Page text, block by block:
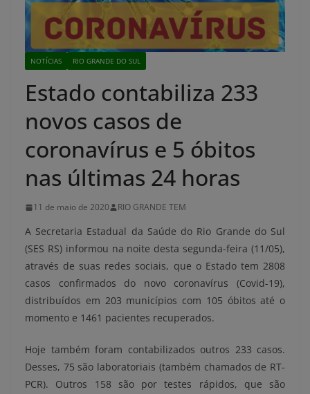
NOTÍCIAS RIO GRANDE DO SUL
Estado contabiliza 233
novos casos de
coronavírus e 5 óbitos
nas últimas 24 horas
11 de maio de 2020 RIO GRANDE TEM
A Secretaria Estadual da Saúde do Rio Grande do Sul
(SES RS) informou na noite desta segunda-feira (11/05),
através de suas redes sociais, que o Estado tem 2808
casos confirmados do novo coronavírus (Covid-19),
distribuídos em 203 municípios com 105 óbitos até o
momento e 1461 pacientes recuperados.
Hoje também foram contabilizados outros 233 casos.
Desses, 75 são laboratoriais (também chamados de RT-
PCR). Outros 158 são por testes rápidos, que são